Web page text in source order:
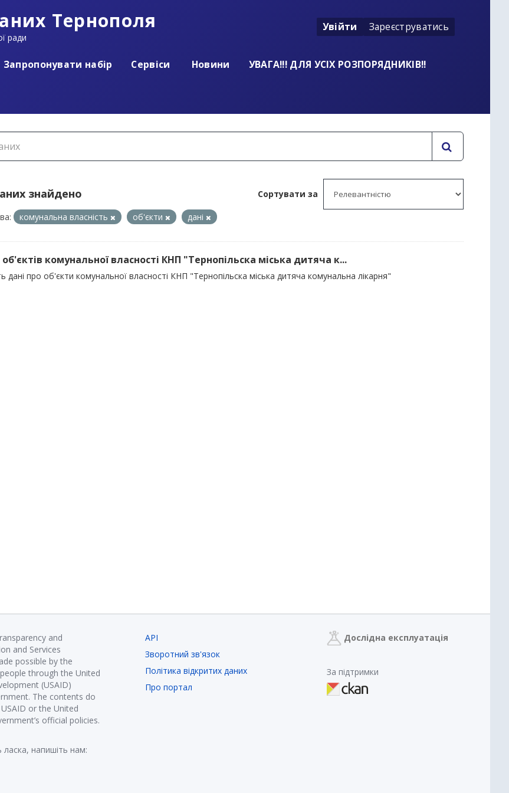
Тернополя
ради
Увійти Зареєструватись
Запропонувати набір Сервіси Новини
УВАГА!!! ДЛЯ УСІХ РОЗПОРЯДНИКІВ!!
Сортувати за
знайдено
комунальна власність об'єкти дані
об'єктів комунальної власності КНП "Тернопільска міська дитяча к...
дані про об'єкти комунальної власності КНП "Тернопільска міська дитяча комунальна лікарня"
and
and Services
possible by the
through the United
(USAID)
The contents do
or the United
official policies.
напишіть нам:
API
Зворотний зв'язок
Політика відкритих даних
Про портал
Дослідна експлуатація
За підтримки